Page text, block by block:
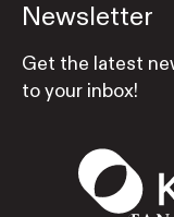
Newsletter
Get the latest
to your inbox!